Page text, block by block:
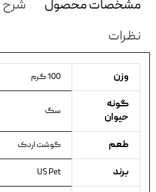
مشخصات محصول
نظرات
وزن 100 گرم
گونه
حیوان
سگ
طعم گوشت اردک
برند US Pet